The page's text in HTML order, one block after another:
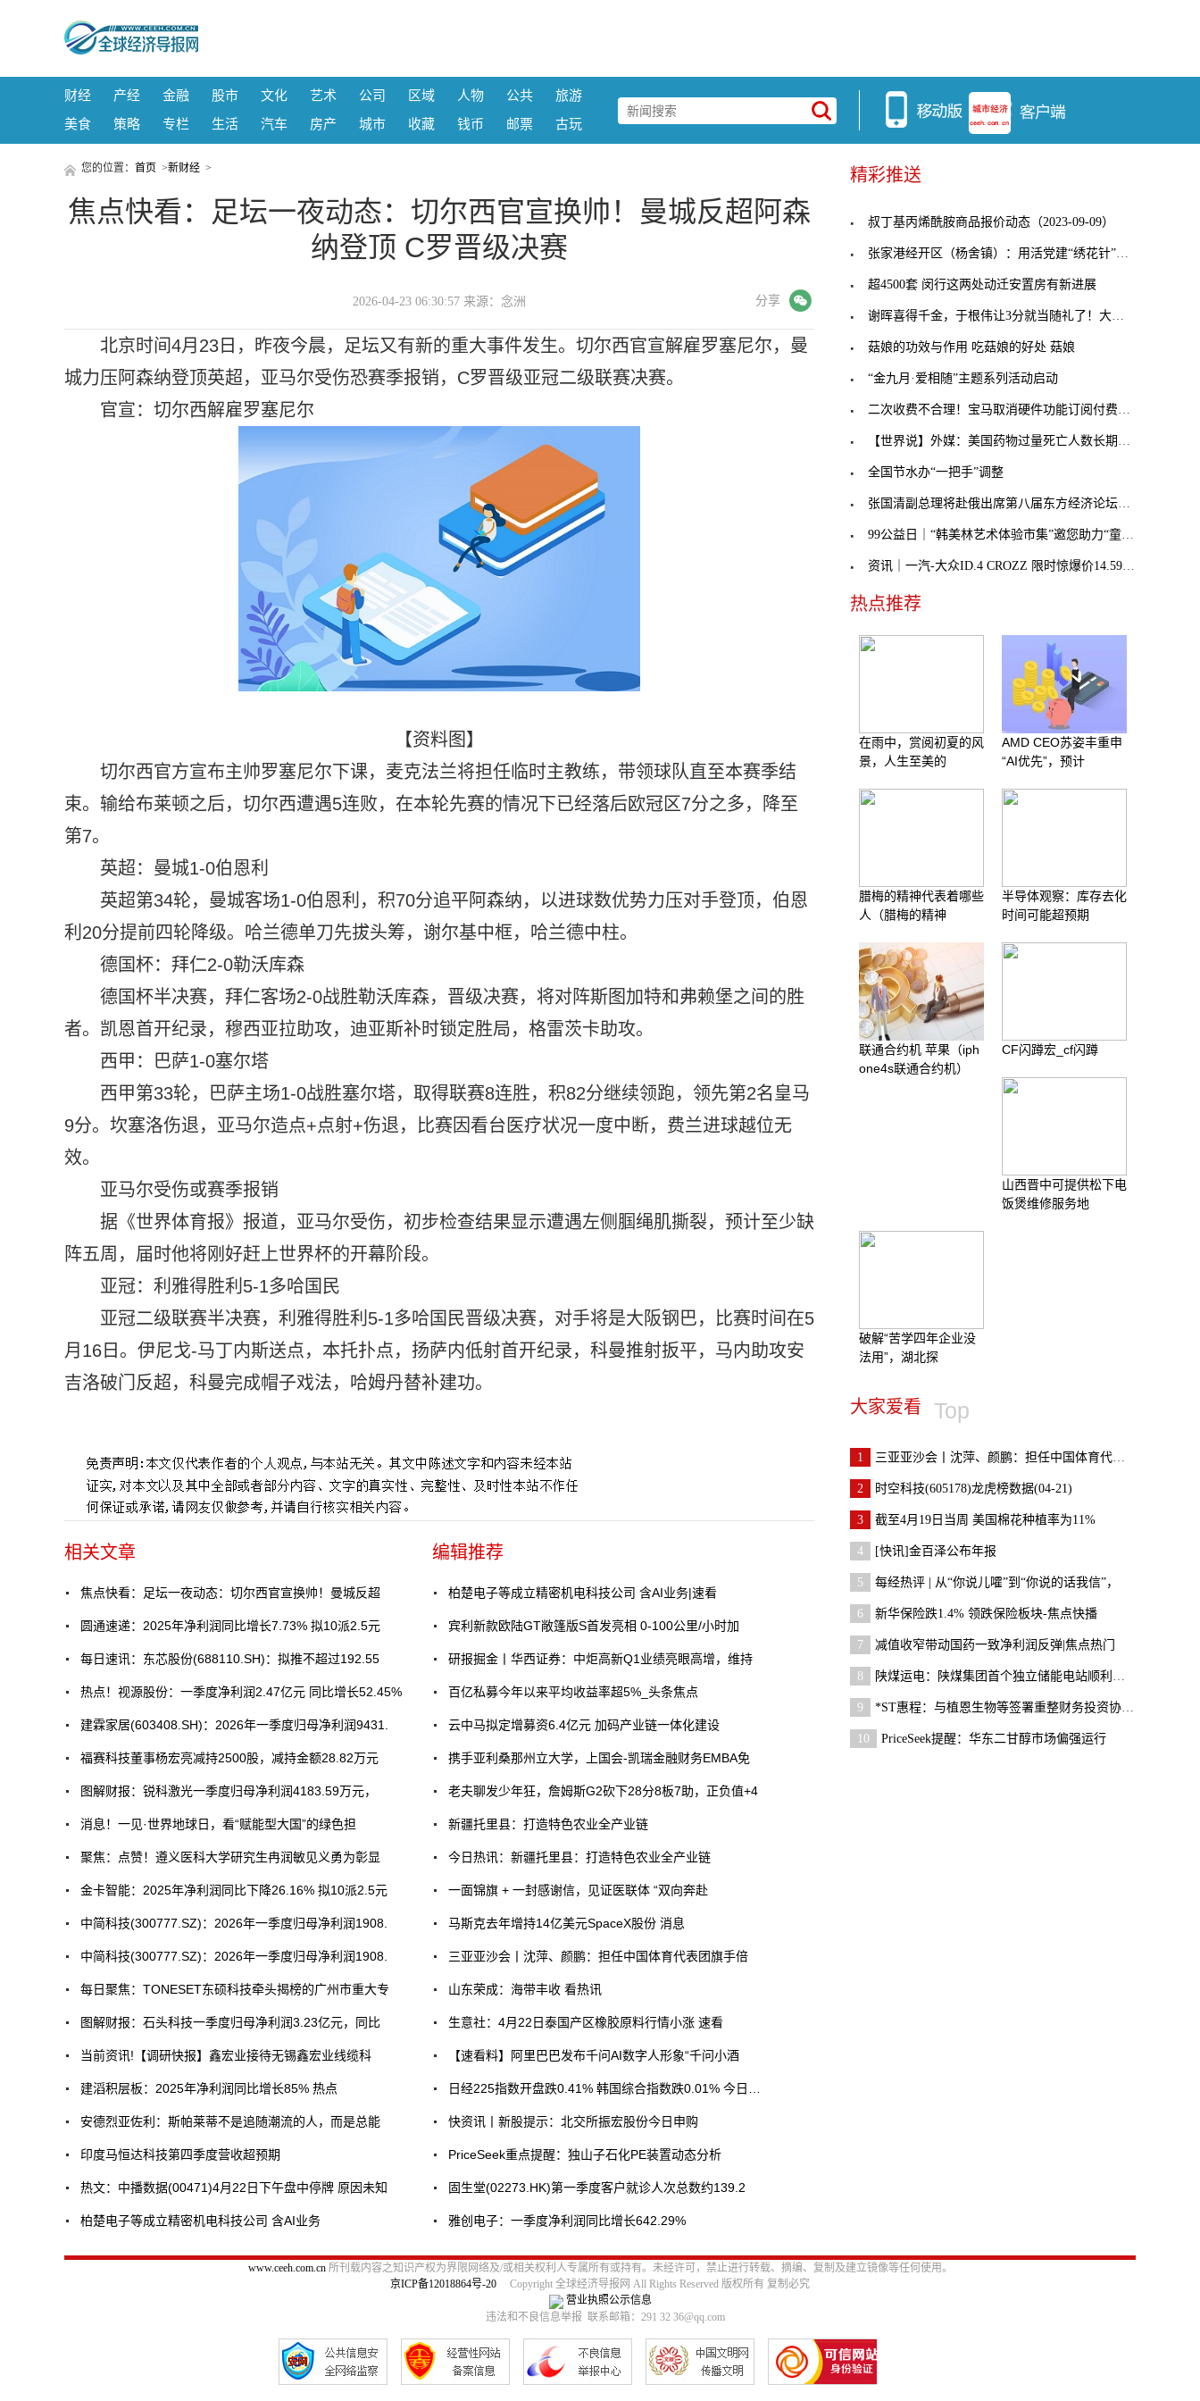
财经 产经 金融 股市 文化 艺术 公司 区域 人物 公共
旅游
美食
策略 专栏 生活 汽车 房产 城市 收藏 钱币 邮票 古玩
您的位置： 首页 >新财经 >
焦点快看：足坛一夜动态：切尔西官宣换帅！曼城反超阿森
纳登顶 C罗晋级决赛
2026-04-23 06:30:57 来源：念洲 分享
北京时间4月23日，昨夜今晨，足坛又有新的重大事件发生。切尔西官宣解雇罗塞尼尔，曼
城力压阿森纳登顶英超，亚马尔受伤恐赛季报销，C罗晋级亚冠二级联赛决赛。
官宣：切尔西解雇罗塞尼尔
【资料图】
切尔西官方宣布主帅罗塞尼尔下课，麦克法兰将担任临时主教练，带领球队直至本赛季结
束。输给布莱顿之后，切尔西遭遇5连败，在本轮先赛的情况下已经落后欧冠区7分之多，降至
第7。
英超：曼城1-0伯恩利
英超第34轮，曼城客场1-0伯恩利，积70分追平阿森纳，以进球数优势力压对手登顶，伯恩
利20分提前四轮降级。哈兰德单刀先拔头筹，谢尔基中框，哈兰德中柱。
德国杯：拜仁2-0勒沃库森
德国杯半决赛，拜仁客场2-0战胜勒沃库森，晋级决赛，将对阵斯图加特和弗赖堡之间的胜
者。凯恩首开纪录，穆西亚拉助攻，迪亚斯补时锁定胜局，格雷茨卡助攻。
西甲：巴萨1-0塞尔塔
西甲第33轮，巴萨主场1-0战胜塞尔塔，取得联赛8连胜，积82分继续领跑，领先第2名皇马
9分。坎塞洛伤退，亚马尔造点+点射+伤退，比赛因看台医疗状况一度中断，费兰进球越位无
效。
亚马尔受伤或赛季报销
据《世界体育报》报道，亚马尔受伤，初步检查结果显示遭遇左侧腘绳肌撕裂，预计至少缺
阵五周，届时他将刚好赶上世界杯的开幕阶段。
亚冠：利雅得胜利5-1多哈国民
亚冠二级联赛半决赛，利雅得胜利5-1多哈国民晋级决赛，对手将是大阪钢巴，比赛时间在5
月16日。伊尼戈-马丁内斯送点，本托扑点，扬萨内低射首开纪录，科曼推射扳平，马内助攻安
吉洛破门反超，科曼完成帽子戏法，哈姆丹替补建功。
相关文章
焦点快看：足坛一夜动态：切尔西官宣换帅！曼城反超
圆通速递：2025年净利润同比增长7.73% 拟10派2.5元
每日速讯：东芯股份(688110.SH)：拟推不超过192.55
热点！视源股份：一季度净利润2.47亿元 同比增长52.45%
建霖家居(603408.SH)：2026年一季度归母净利润9431.
福赛科技董事杨宏亮减持2500股，减持金额28.82万元
图解财报：锐科激光一季度归母净利润4183.59万元，
消息！一见·世界地球日，看“赋能型大国”的绿色担
聚焦：点赞！遵义医科大学研究生冉润敏见义勇为彰显
金卡智能：2025年净利润同比下降26.16% 拟10派2.5元
中简科技(300777.SZ)：2026年一季度归母净利润1908.
中简科技(300777.SZ)：2026年一季度归母净利润1908.
每日聚焦：TONESET东硕科技牵头揭榜的广州市重大专
图解财报：石头科技一季度归母净利润3.23亿元，同比
当前资讯!【调研快报】鑫宏业接待无锡鑫宏业线缆科
建滔积层板：2025年净利润同比增长85% 热点
安德烈亚佐利：斯帕莱蒂不是追随潮流的人，而是总能
印度马恒达科技第四季度营收超预期
热文：中播数据(00471)4月22日下午盘中停牌 原因未知
柏楚电子等成立精密机电科技公司 含AI业务
编辑推荐
柏楚电子等成立精密机电科技公司 含AI业务|速看
宾利新款欧陆GT敞篷版S首发亮相 0-100公里/小时加
研报掘金丨华西证券：中炬高新Q1业绩亮眼高增，维持
百亿私募今年以来平均收益率超5%_头条焦点
云中马拟定增募资6.4亿元 加码产业链一体化建设
携手亚利桑那州立大学，上国会-凯瑞金融财务EMBA免
老夫聊发少年狂，詹姆斯G2砍下28分8板7助，正负值+4
新疆托里县：打造特色农业全产业链
今日热讯：新疆托里县：打造特色农业全产业链
一面锦旗 + 一封感谢信，见证医联体 “双向奔赴
马斯克去年增持14亿美元SpaceX股份 消息
三亚亚沙会丨沈萍、颜鹏：担任中国体育代表团旗手倍
山东荣成：海带丰收 看热讯
生意社：4月22日泰国产区橡胶原料行情小涨 速看
【速看料】阿里巴巴发布千问AI数字人形象“千问小酒
日经225指数开盘跌0.41% 韩国综合指数跌0.01% 今日热议
快资讯丨新股提示：北交所振宏股份今日申购
PriceSeek重点提醒：独山子石化PE装置动态分析
固生堂(02273.HK)第一季度客户就诊人次总数约139.2
雅创电子：一季度净利润同比增长642.29%
精彩推送
叔丁基丙烯酰胺商品报价动态（2023-09-09）
张家港经开区（杨舍镇）：用活党建“绣花针”，穿起
超4500套 闵行这两处动迁安置房有新进展
谢晖喜得千金，于根伟让3分就当随礼了！大连人客战
菇娘的功效与作用 吃菇娘的好处 菇娘
“金九月·爱相随”主题系列活动启动
二次收费不合理！宝马取消硬件功能订阅付费，奔驰不
【世界说】外媒：美国药物过量死亡人数长期处于历史
全国节水办“一把手”调整
张国清副总理将赴俄出席第八届东方经济论坛，外交部
99公益日｜“韩美林艺术体验市集”邀您助力“童音童
资讯｜一汽-大众ID.4 CROZZ 限时惊爆价14.59万元起
热点推荐
在雨中，赏阅初夏的风
景，人生至美的
AMD CEO苏姿丰重申
“AI优先”，预计
腊梅的精神代表着哪些
人（腊梅的精神
半导体观察：库存去化
时间可能超预期
联通合约机 苹果（iph
one4s联通合约机）
CF闪蹲宏_cf闪蹲
山西晋中可提供松下电
饭煲维修服务地
破解“苦学四年企业没
法用”，湖北探
大家爱看 Top
1 三亚亚沙会丨沈萍、颜鹏：担任中国体育代表团旗手倍
2 时空科技(605178)龙虎榜数据(04-21)
3 截至4月19日当周 美国棉花种植率为11%
4 [快讯]金百泽公布年报
5 每经热评 | 从“你说儿嚯”到“你说的话我信”，
6 新华保险跌1.4% 领跌保险板块-焦点快播
7 减值收窄带动国药一致净利润反弹|焦点热门
8 陕煤运电：陕煤集团首个独立储能电站顺利并网|当前
9 *ST惠程：与植恩生物等签署重整财务投资协议|今日快
10 PriceSeek提醒：华东二甘醇市场偏强运行
www.ceeh.com.cn所刊载内容之知识产权为界限网络及/或相关权利人专属所有或持有。未经许可，禁止进行转载、摘编、复制及建立镜像等任何使用。
京ICP备12018864号-20 Copyright 全球经济导报网 All Rights Reserved 版权所有 复制必究
营业执照公示信息
违法和不良信息举报 联系邮箱：291 32 36@qq.com